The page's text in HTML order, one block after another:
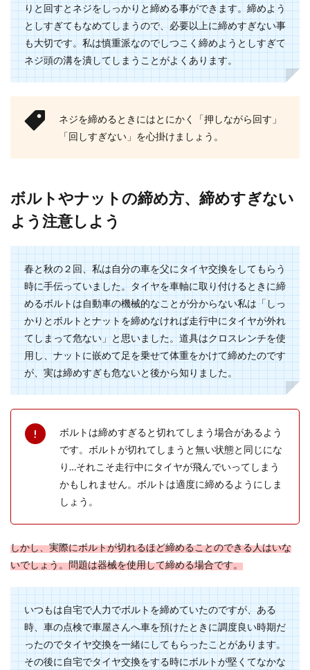
クリスマスが近くなるとクリスマスツリーを飾る
ご家庭も多いと思います。特にお子様が小さいう
ちなどは、ツ...
装【子供の服の選び方】
補修する方法とポイント
ふと天井を見上げると壁紙が剥がれている！剥が
れるなんてなぜ？と思うのではないでしょうか。
天井は人...
水垢の効率的な落とし方を知りたい。
プラスチック製品の場合は
水垢はお風呂場や台所、洗面所など水を使う場所
良くない...
レースやリボンを使った可愛い小物は女の子の永
簡単なヘ...
着物のオークションで失敗しないため
のポイントについて徹底解説
りと回すとネジをしっかりと締める事ができます。締めよう
としすぎてもなめてしまうので、必要以上に締めすぎない事
も大切です。私は慎重派なのでしつこく締めようとしすぎて
ネジ頭の溝を潰してしまうことがよくあります。
ネジを締めるときにはとにかく「押しながら回す」
「回しすぎない」を心掛けましょう。
ボルトやナットの締め方、締めすぎない
よう注意しよう
春と秋の２回、私は自分の車を父にタイヤ交換をしてもらう
時に手伝っていました。タイヤを車軸に取り付けるときに締
めるボルトは自動車の機械的なことが分からない私は「しっ
かりとボルトとナットを締めなければ走行中にタイヤが外れ
てしまって危ない」と思いました。道具はクロスレンチを使
用し、ナットに嵌めて足を乗せて体重をかけて締めたのです
が、実は締めすぎも危ないと後から知りました。
ボルトは締めすぎると切れてしまう場合があるよう
です。ボルトが切れてしまうと無い状態と同じにな
り…それこそ走行中にタイヤが飛んでいってしまう
かもしれません。ボルトは適度に締めるようにしま
しょう。
しかし、実際にボルトが切れるほど締めることのできる人はいな
いでしょう。問題は器械を使用して締める場合です。
いつもは自宅で人力でボルトを締めていたのですが、ある
時、車の点検で車屋さんへ車を預けたときに調度良い時期だ
ったのでタイヤ交換を一緒にしてもらったことがあります。
その後に自宅でタイヤ交換をする時にボルトが堅くてなかな